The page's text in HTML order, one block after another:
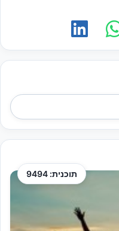
תוכנית: 9494